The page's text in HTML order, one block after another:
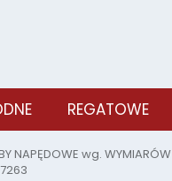
REGATOWE
NAPĘDOWE wg. WYMIARÓW